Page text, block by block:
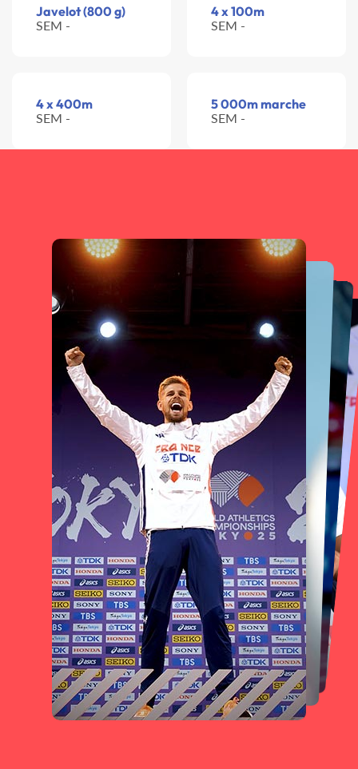
Javelot (800 g)
SEM -
4 x 100m
SEM -
4 x 400m
SEM -
5 000m marche
SEM -